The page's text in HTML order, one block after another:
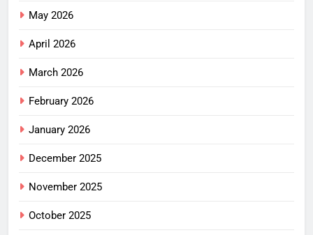
May 2026
April 2026
March 2026
February 2026
January 2026
December 2025
November 2025
October 2025